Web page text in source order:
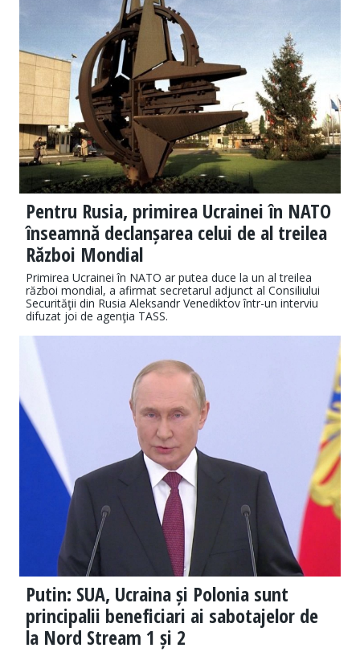
Pentru Rusia, primirea Ucrainei în NATO
înseamnă declanșarea celui de al treilea
Război Mondial
Primirea Ucrainei în NATO ar putea duce la un al treilea
război mondial, a afirmat secretarul adjunct al Consiliului
Securităţii din Rusia Aleksandr Venediktov într-un interviu
difuzat joi de agenţia TASS.
Putin: SUA, Ucraina și Polonia sunt
principalii beneficiari ai sabotajelor de
la Nord Stream 1 și 2